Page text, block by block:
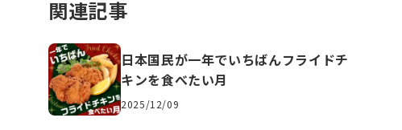
関連記事
日本国民が一年でいちばんフライドチ
キンを食べたい月
2025/12/09